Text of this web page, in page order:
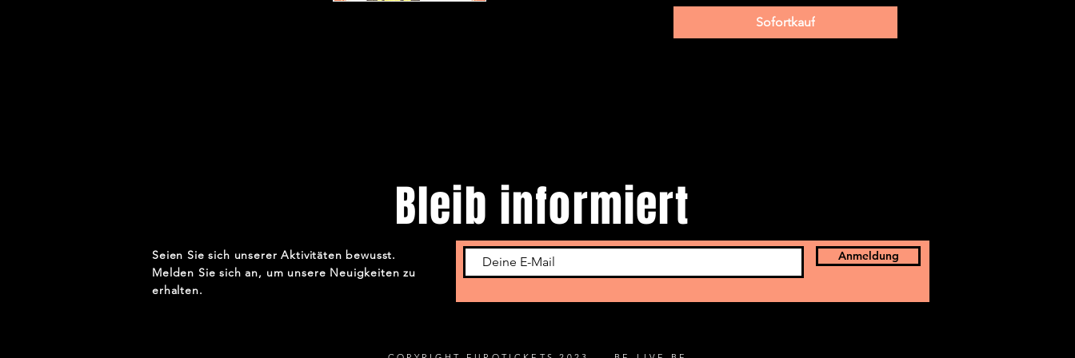
Sofortkauf
Bleib informiert
Seien Sie sich unserer Aktivitäten bewusst.
Melden Sie sich an, um unsere Neuigkeiten zu
erhalten.
Anmeldung